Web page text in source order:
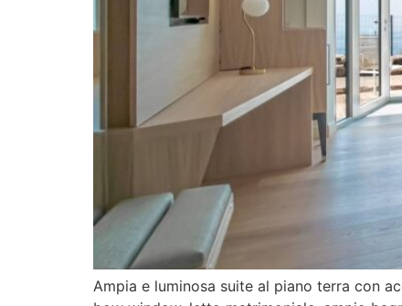
Ampia e luminosa suite al piano terra con